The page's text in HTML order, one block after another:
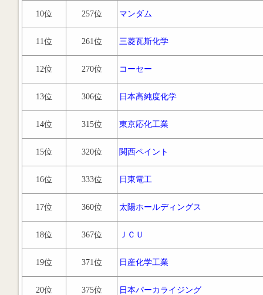
10位 257位 マンダム
11位 261位 三菱瓦斯化学
12位 270位 コーセー
13位 306位 日本高純度化学
14位 315位 東京応化工業
15位 320位 関西ペイント
16位 333位 日東電工
17位 360位 太陽ホールディングス
18位 367位 ＪＣＵ
19位 371位 日産化学工業
20位 375位 日本パーカライジング